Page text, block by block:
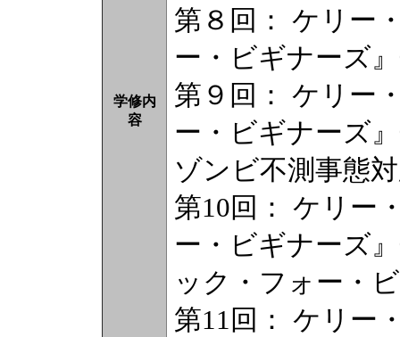
学修内
容
第８回： ケリー
ー・ビギナーズ
第９回： ケリー
ー・ビギナーズ
ゾンビ不測事態
第10回： ケリ
ー・ビギナーズ
ック・フォー・
第11回： ケリ